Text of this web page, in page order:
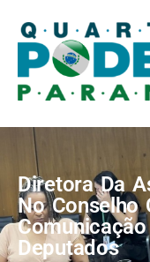
Diretora Da
No Conselho
Deputados